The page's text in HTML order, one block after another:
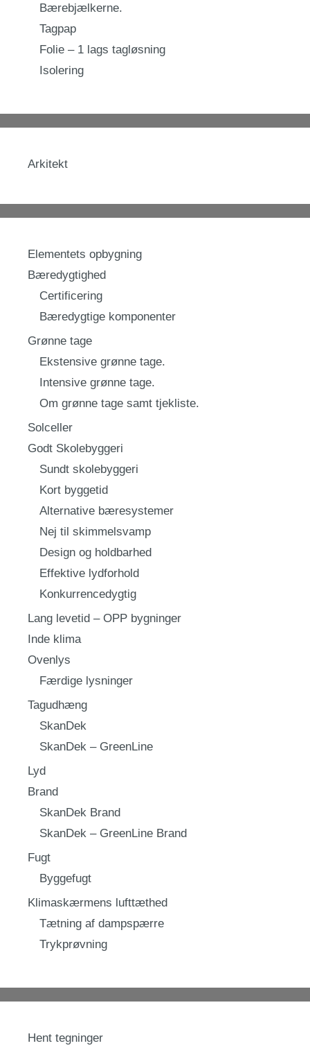
Bærebjælkerne.
Tagpap
Folie – 1 lags tagløsning
Isolering
Arkitekt
Elementets opbygning
Bæredygtighed
Certificering
Bæredygtige komponenter
Grønne tage
Ekstensive grønne tage.
Intensive grønne tage.
Om grønne tage samt tjekliste.
Solceller
Godt Skolebyggeri
Sundt skolebyggeri
Kort byggetid
Alternative bæresystemer
Nej til skimmelsvamp
Design og holdbarhed
Effektive lydforhold
Konkurrencedygtig
Lang levetid – OPP bygninger
Inde klima
Ovenlys
Færdige lysninger
Tagudhæng
SkanDek
SkanDek – GreenLine
Lyd
Brand
SkanDek Brand
SkanDek – GreenLine Brand
Fugt
Byggefugt
Klimaskærmens lufttæthed
Tætning af dampspærre
Trykprøvning
Hent tegninger